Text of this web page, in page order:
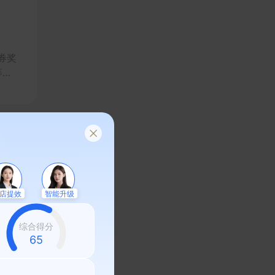
提效 智能升级
综合得分
58
奖
互